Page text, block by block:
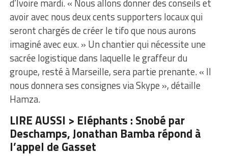
d’Ivoire mardi. « Nous allons donner des conseils et
avoir avec nous deux cents supporters locaux qui
seront chargés de créer le tifo que nous aurons
imaginé avec eux. » Un chantier qui nécessite une
sacrée logistique dans laquelle le graffeur du
groupe, resté à Marseille, sera partie prenante. « Il
nous donnera ses consignes via Skype », détaille
Hamza.
LIRE AUSSI > Eléphants : Snobé par
Deschamps, Jonathan Bamba répond à
l’appel de Gasset